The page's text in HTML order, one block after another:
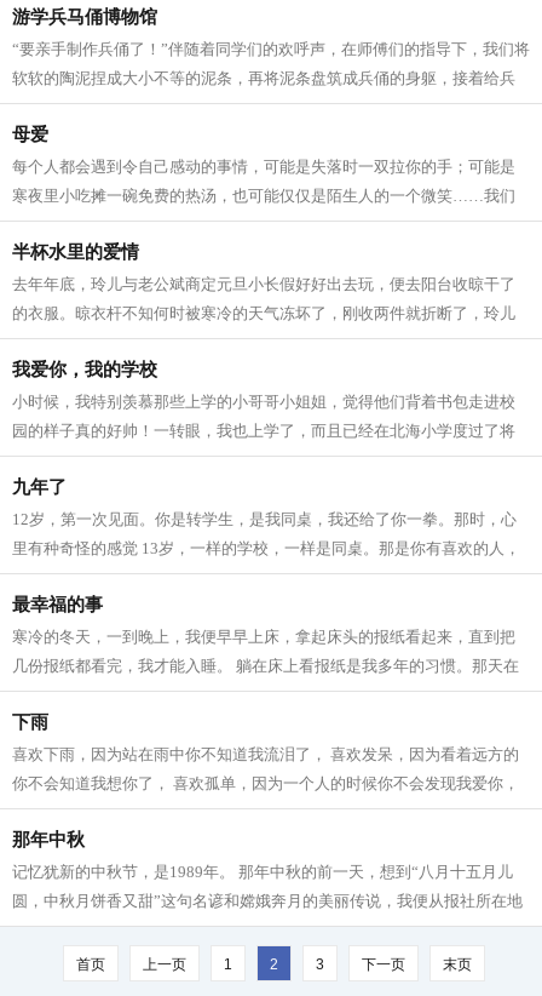
游学兵马俑博物馆
“要亲手制作兵俑了！”伴随着同学们的欢呼声，在师傅们的指导下，我们将
软软的陶泥捏成大小不等的泥条，再将泥条盘筑成兵俑的身躯，接着给兵
俑安上头和手，很快一尊栩栩如生...
母爱
每个人都会遇到令自己感动的事情，可能是失落时一双拉你的手；可能是
寒夜里小吃摊一碗免费的热汤，也可能仅仅是陌生人的一个微笑……我们
往往感动于外界的善意，却常常忽略了...
半杯水里的爱情
去年年底，玲儿与老公斌商定元旦小长假好好出去玩，便去阳台收晾干了
的衣服。晾衣杆不知何时被寒冷的天气冻坏了，刚收两件就折断了，玲儿
搬了张凳子，一只脚踩在凳子上，一只...
我爱你，我的学校
小时候，我特别羡慕那些上学的小哥哥小姐姐，觉得他们背着书包走进校
园的样子真的好帅！一转眼，我也上学了，而且已经在北海小学度过了将
近四个春秋。现在我就带你们去参观一...
九年了
12岁，第一次见面。你是转学生，是我同桌，我还给了你一拳。那时，心
里有种奇怪的感觉 13岁，一样的学校，一样是同桌。那是你有喜欢的人，
而那人现在是我的闺蜜。你也和她分手...
最幸福的事
寒冷的冬天，一到晚上，我便早早上床，拿起床头的报纸看起来，直到把
几份报纸都看完，我才能入睡。 躺在床上看报纸是我多年的习惯。那天在
楼下，正好送报纸的人来了，我问她，...
下雨
喜欢下雨，因为站在雨中你不知道我流泪了， 喜欢发呆，因为看着远方的
你不会知道我想你了， 喜欢孤单，因为一个人的时候你不会发现我爱你，
喜欢在你身边，因为拥有你是我开了...
那年中秋
记忆犹新的中秋节，是1989年。 那年中秋的前一天，想到“八月十五月儿
圆，中秋月饼香又甜”这句名谚和嫦娥奔月的美丽传说，我便从报社所在地
乘公交到武昌中华路码头，准备买月...
首页 上一页 1 2 3 下一页 末页